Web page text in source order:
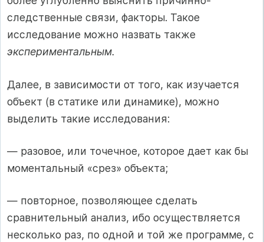
следственные связи, факторы. Такое
исследование можно назвать также
экспериментальным.
Далее, в зависимости от того, как изучается
объект (в статике или динамике), можно
выделить такие исследования:
— разовое, или точечное, которое дает как бы
моментальный «срез» объекта;
— повторное, позволяющее сделать
сравнительный анализ, ибо осуществляется
несколько раз, по одной и той же программе, с